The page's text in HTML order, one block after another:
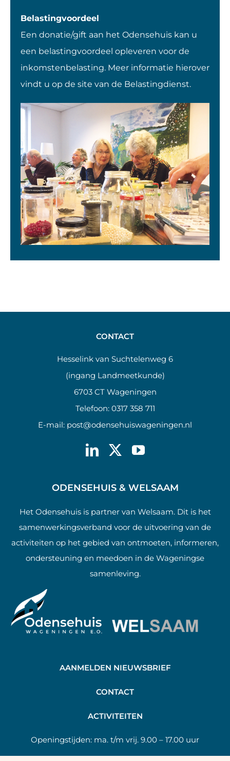
Belastingvoordeel
Een donatie/gift aan het Odensehuis kan u
een belastingvoordeel opleveren voor de
inkomstenbelasting. Meer informatie hierover
vindt u op de site van de Belastingdienst.
CONTACT
Hesselink van Suchtelenweg 6
(ingang Landmeetkunde)
6703 CT Wageningen
Telefoon: 0317 358 711
E-mail: post@odensehuiswageningen.nl
ODENSEHUIS & WELSAAM
Het Odensehuis is partner van Welsaam. Dit is het
samenwerkingsverband voor de uitvoering van de
activiteiten op het gebied van ontmoeten, informeren,
ondersteuning en meedoen in de Wageningse
samenleving.
AANMELDEN NIEUWSBRIEF
CONTACT
ACTIVITEITEN
Openingstijden: ma. t/m vrij. 9.00 – 17.00 uur